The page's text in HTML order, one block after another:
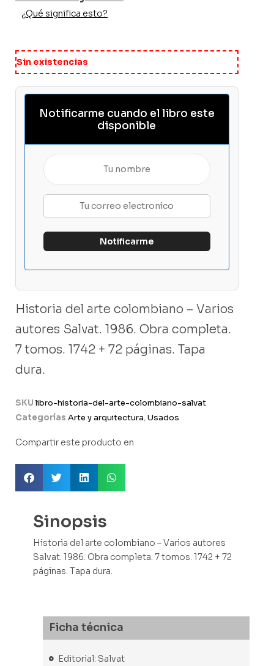
¿Qué significa esto?
Sin existencias
Notificarme cuando el libro este
disponible
Historia del arte colombiano – Varios
autores Salvat. 1986. Obra completa.
7 tomos. 1742 + 72 páginas. Tapa
dura.
SKUlibro-historia-del-arte-colombiano-salvat
Categorías Arte y arquitectura,Usados
Compartir este producto en
Sinopsis
Historia del arte colombiano – Varios autores
Salvat. 1986. Obra completa. 7 tomos. 1742 + 72
páginas. Tapa dura.
Ficha técnica
Editorial: Salvat